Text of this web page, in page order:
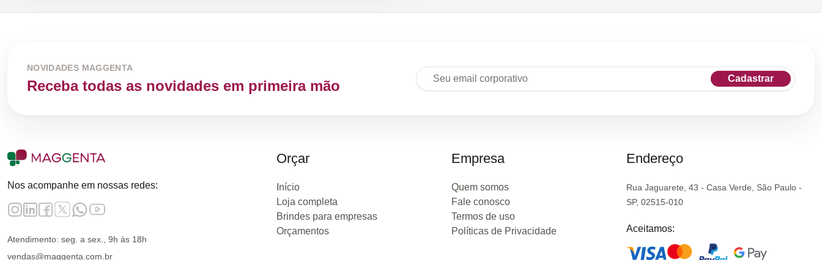
NOVIDADES MAGGENTA
Receba todas as novidades em primeira mão Cadastrar
Nos acompanhe em nossas redes:
Atendimento: seg. a sex., 9h às 18h
vendas@maggenta.com.br
Orçar
Início
Loja completa
Brindes para empresas
Orçamentos
Empresa
Quem somos
Fale conosco
Termos de uso
Políticas de Privacidade
Endereço
Rua Jaguarete, 43 - Casa Verde, São Paulo -
SP, 02515-010
Aceitamos: